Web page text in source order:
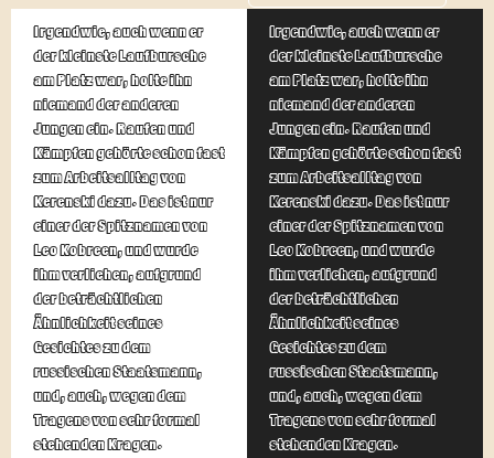
Irgendwie, auch wenn er
der kleinste Laufbursche
am Platz war, holte ihn
niemand der anderen
Jungen ein. Raufen und
Kämpfen gehörte schon fast
zum Arbeitsalltag von
Kerenski dazu. Das ist nur
einer der Spitznamen von
Leo Kobreen, und wurde
ihm verliehen, aufgrund
der beträchtlichen
Ähnlichkeit seines
Gesichtes zu dem
russischen Staatsmann,
und, auch, wegen dem
Tragens von sehr formal
stehenden Kragen.
Irgendwie, auch wenn er
der kleinste Laufbursche
am Platz war, holte ihn
niemand der anderen
Jungen ein. Raufen und
Kämpfen gehörte schon fast
zum Arbeitsalltag von
Kerenski dazu. Das ist nur
einer der Spitznamen von
Leo Kobreen, und wurde
ihm verliehen, aufgrund
der beträchtlichen
Ähnlichkeit seines
Gesichtes zu dem
russischen Staatsmann,
und, auch, wegen dem
Tragens von sehr formal
stehenden Kragen.